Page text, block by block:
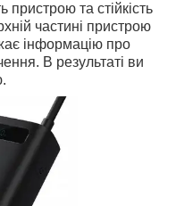
пристрою та стійкість
частині пристрою
інформацію про
В результаті ви